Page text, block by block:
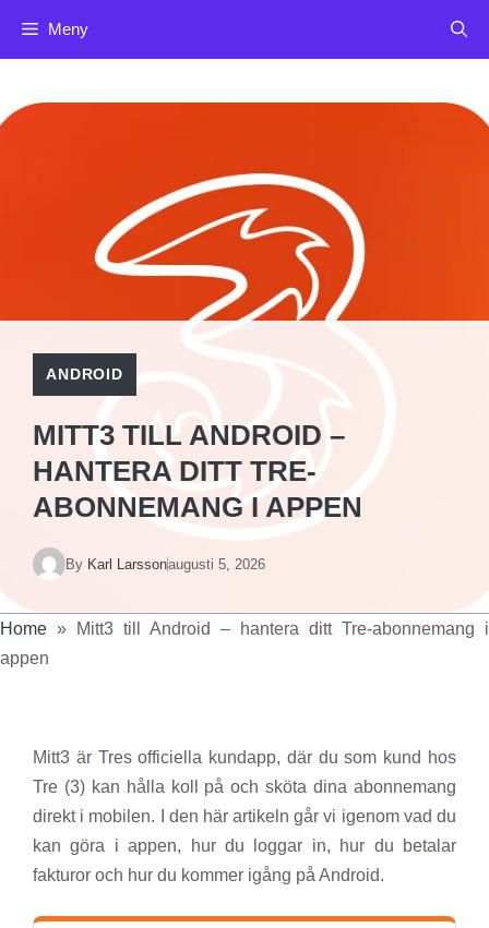
Meny
ANDROID
MITT3 TILL ANDROID –
HANTERA DITT TRE-
ABONNEMANG I APPEN
By Karl Larssonaugusti 5, 2026
Home »
Mitt3 till Android – hantera ditt Tre-abonnemang i
appen
Mitt3 är Tres officiella kundapp, där du som kund hos
Tre (3) kan hålla koll på och sköta dina abonnemang
direkt i mobilen. I den här artikeln går vi igenom vad du
kan göra i appen, hur du loggar in, hur du betalar
fakturor och hur du kommer igång på Android.